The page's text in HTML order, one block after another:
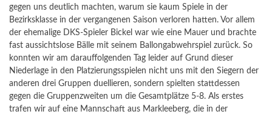
gegen uns deutlich machten, warum sie kaum Spiele in der
Bezirksklasse in der vergangenen Saison verloren hatten. Vor allem
der ehemalige DKS-Spieler Bickel war wie eine Mauer und brachte
fast aussichtslose Bälle mit seinem Ballongabwehrspiel zurück. So
konnten wir am darauffolgenden Tag leider auf Grund dieser
Niederlage in den Platzierungsspielen nicht uns mit den Siegern der
anderen drei Gruppen duellieren, sondern spielten stattdessen
gegen die Gruppenzweiten um die Gesamtplätze 5-8. Als erstes
trafen wir auf eine Mannschaft aus Markleeberg, die in der